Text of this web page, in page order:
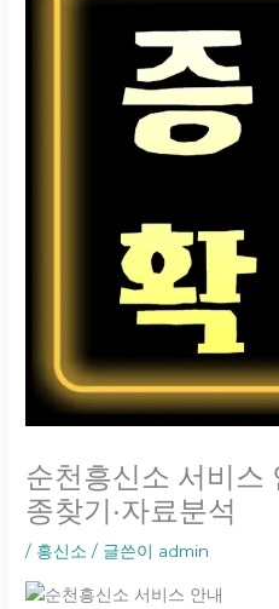
순천흥신소 서비스
종찾기·자료분석
/ 흥신소 / 글쓴이 admin